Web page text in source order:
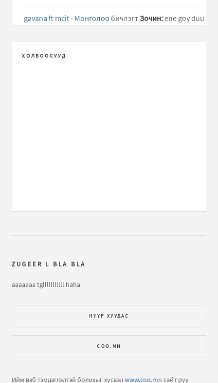
gavana ft mcit - Монголоо бичлэгтЗочин:ene goy duu
4 zugiin shine duu
khangarid_0810:gaiguu duu daanch tgeed zarim alia
hamtlag shuu ter tusmaa ogiinoo sak shu tana hamtlagt
egchee bi zuger l tantai uulzaj uzmeer bna yahuu ..
Жэнни – Хүүш Дамдинбичлэгтnyamka (зочин):hi bi
ХОЛБООСУУД
ZUGEER L BLA BLA
aaaaaaa tglllllllllll haha
НҮҮР ХУУДАС
COO.MN
Ийм вэб тэмдэглэлтэй болохыг хүсвэлwww.coo.mn сайт руу